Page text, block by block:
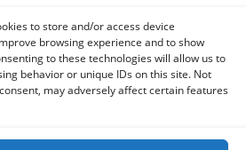
to store and/or access device
browsing experience and to show
to these technologies will allow us to
behavior or unique IDs on this site. Not
may adversely affect certain features
περισσότερο εκτεθειμένοι σε
λαμβάνουν λιγότερα μέτρα